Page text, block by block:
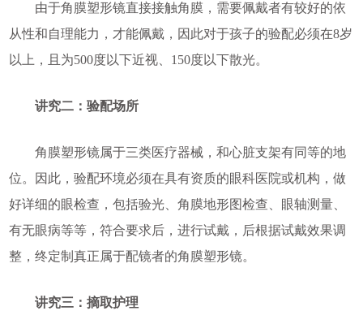
由于角膜塑形镜直接接触角膜，需要佩戴者有较好的依
从性和自理能力，才能佩戴，因此对于孩子的验配必须在8岁
以上，且为500度以下近视、150度以下散光。
讲究二：验配场所
角膜塑形镜属于三类医疗器械，和心脏支架有同等的地
位。因此，验配环境必须在具有资质的眼科医院或机构，做
好详细的眼检查，包括验光、角膜地形图检查、眼轴测量、
有无眼病等等，符合要求后，进行试戴，后根据试戴效果调
整，终定制真正属于配镜者的角膜塑形镜。
讲究三：摘取护理